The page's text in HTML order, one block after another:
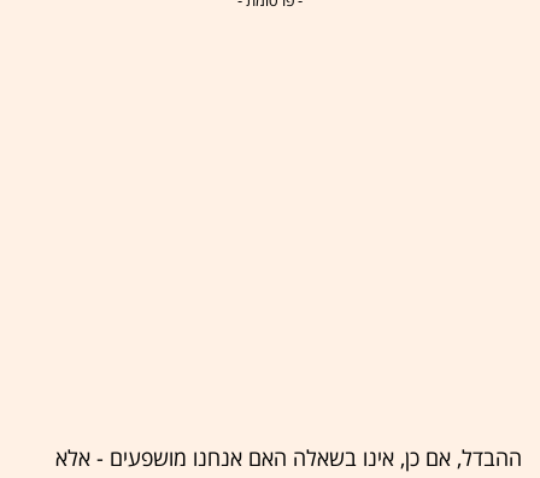
ההבדל, אם כן, אינו בשאלה האם אנחנו מושפעים - אלא